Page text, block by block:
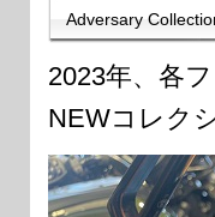
Adversary
2023年、各
NEWコレク